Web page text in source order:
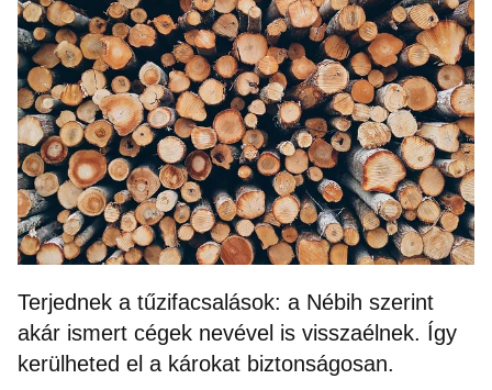
Terjednek a tűzifacsalások: a Nébih szerint
akár ismert cégek nevével is visszaélnek. Így
kerülheted el a károkat biztonságosan.